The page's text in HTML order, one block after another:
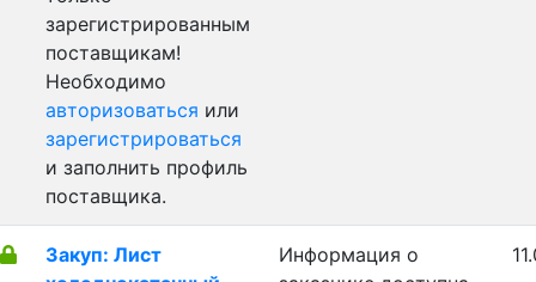
зарегистрированным
поставщикам!
Необходимо
авторизоваться или
зарегистрироваться
и заполнить профиль
поставщика.
Закуп: Лист
Информация о